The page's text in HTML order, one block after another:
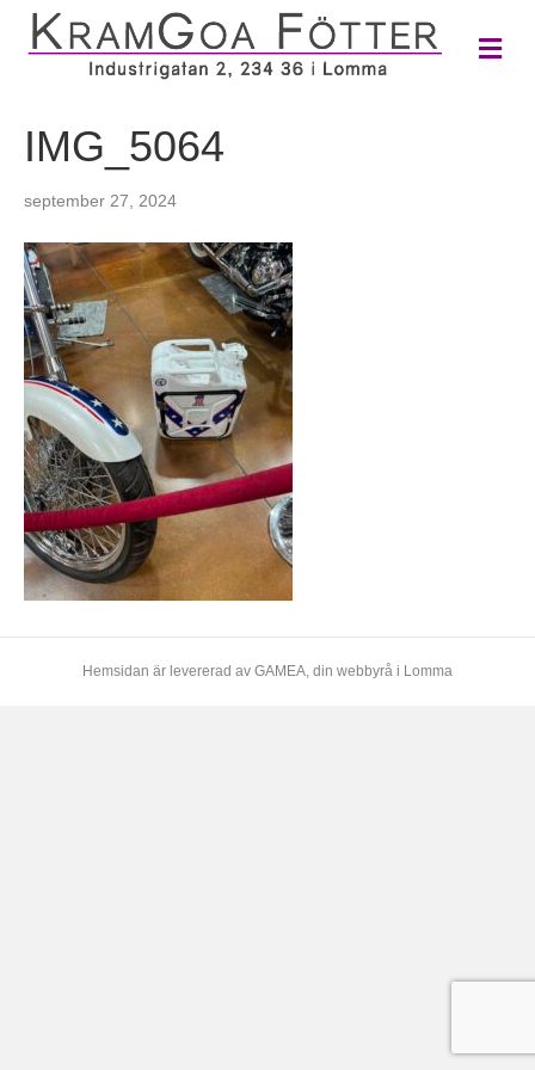
M
e
IMG_5064
september 27, 2024
Hemsidan är levererad av GAMEA, din webbyrå i Lomma